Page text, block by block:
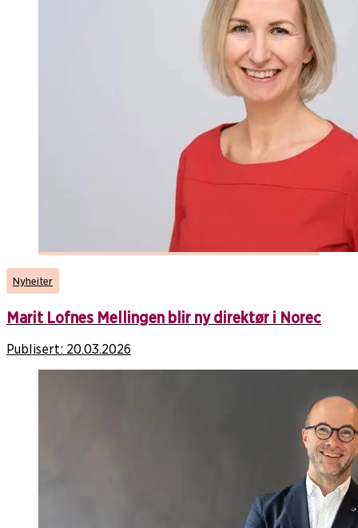
Nyheiter
Marit Lofnes Mellingen blir ny direktør i Norec
Publisert: 20.03.2026